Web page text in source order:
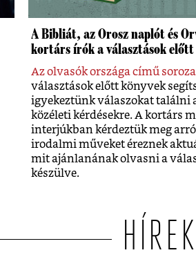
A Bibliát, az Orosz naplót és
kortárs írók a választások előtt
Az olvasók országa című
választások előtt könyvek
igyekeztünk válaszokat találni
közéleti kérdésekre. A kortárs
interjúkban kérdeztük meg
irodalmi műveket éreznek
mit ajánlanának olvasni a
készülve.
HÍREK